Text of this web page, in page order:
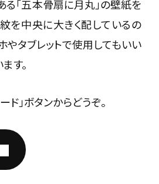
「五本骨扇に月丸」の壁紙を
を中央に大きく配しているの
やタブレットで使用してもいい
す。
ド」ボタンからどうぞ。